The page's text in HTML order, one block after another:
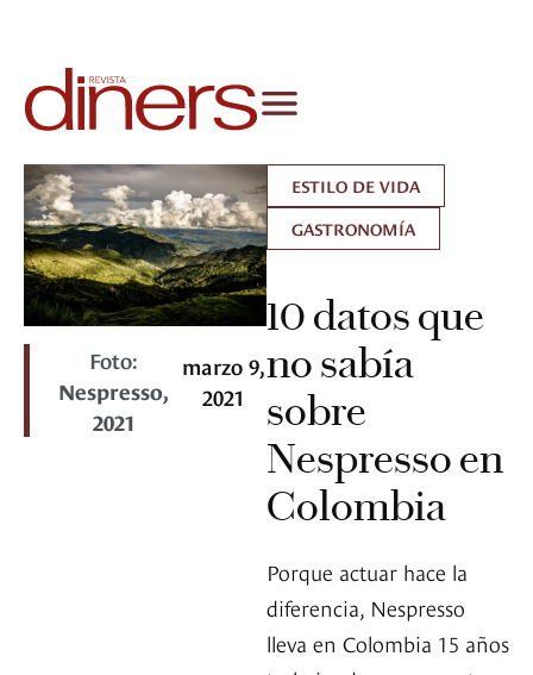
Foto:
Nespresso,
2021
marzo 9,
2021
ESTILO DE VIDA
GASTRONOMÍA
10 datos que
no sabía
sobre
Nespresso en
Colombia
Porque actuar hace la
diferencia, Nespresso
lleva en Colombia 15 años